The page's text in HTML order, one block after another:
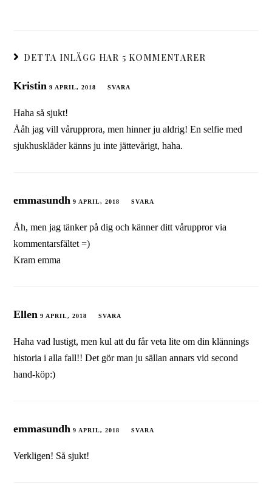
DETTA INLÄGG HAR 5 KOMMENTARER
Kristin 9 APRIL, 2018 SVARA
Haha så sjukt!
Ååh jag vill vårupprora, men hinner ju aldrig! En selfie med
sjukhuskläder känns ju inte jättevårigt, haha.
emmasundh 9 APRIL, 2018 SVARA
Åh, men jag tänker på dig och känner ditt våruppror via
kommentarsfältet =)
Kram emma
Ellen 9 APRIL, 2018 SVARA
Haha vad lustigt, men kul att du får veta lite om din klännings
historia i alla fall!! Det gör man ju sällan annars vid second
hand-köp:)
emmasundh 9 APRIL, 2018 SVARA
Verkligen! Så sjukt!